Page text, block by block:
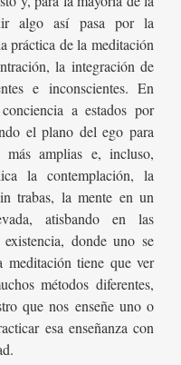
algo así pasa por la
práctica de la meditación
la integración de
e inconscientes. En
a estados por
el plano del ego para
más amplias e, incluso,
la contemplación, la
trabas, la mente en un
atisbando en las
donde uno se
tiene que ver
métodos diferentes,
que nos enseñe uno o
esa enseñanza con